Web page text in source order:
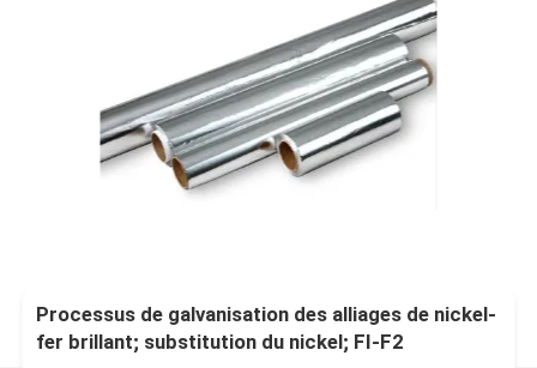
Processus de galvanisation des alliages de nickel-
fer brillant; substitution du nickel; FI-F2